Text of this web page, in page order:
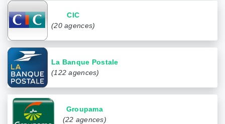
CIC
(20 agences)
La Banque Postale
(122 agences)
Groupama
(22 agences)